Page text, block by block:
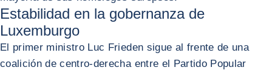
Estabilidad en la gobernanza de
Luxemburgo
El primer ministro Luc Frieden sigue al frente de una
coalición de centro-derecha entre el Partido Popular